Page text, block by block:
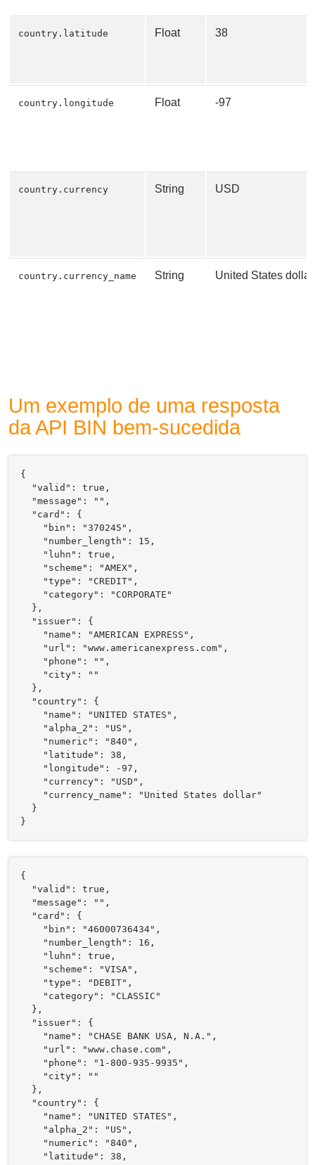
country.latitude Float 38
country.longitude Float -97
country.currency String USD
country.currency_name String United States dollar
Um exemplo de uma resposta
da API BIN bem-sucedida
{
  "valid": true,
  "message": "",
  "card": {
    "bin": "370245",
    "number_length": 15,
    "luhn": true,
    "scheme": "AMEX",
    "type": "CREDIT",
    "category": "CORPORATE"
  },
  "issuer": {
    "name": "AMERICAN EXPRESS",
    "url": "www.americanexpress.com",
    "phone": "",
    "city": ""
  },
  "country": {
    "name": "UNITED STATES",
    "alpha_2": "US",
    "numeric": "840",
    "latitude": 38,
    "longitude": -97,
    "currency": "USD",
    "currency_name": "United States dollar"
  }
}
{
  "valid": true,
  "message": "",
  "card": {
    "bin": "46000736434",
    "number_length": 16,
    "luhn": true,
    "scheme": "VISA",
    "type": "DEBIT",
    "category": "CLASSIC"
  },
  "issuer": {
    "name": "CHASE BANK USA, N.A.",
    "url": "www.chase.com",
    "phone": "1-800-935-9935",
    "city": ""
  },
  "country": {
    "name": "UNITED STATES",
    "alpha_2": "US",
    "numeric": "840",
    "latitude": 38,